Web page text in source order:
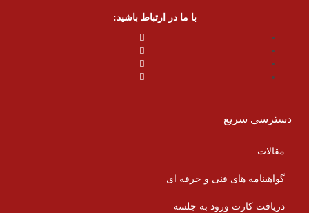
با ما در ارتباط باشید:
دسترسی سریع
مقالات
گواهینامه های فنی و حرفه ای
دریافت کارت ورود به جلسه